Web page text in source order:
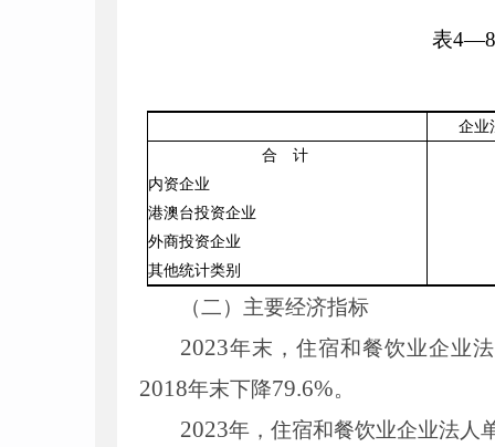
表4—8
企业
合 计
内资企业
港澳台投资企业
外商投资企业
其他统计类别
（二）主要经济指标
2023年末，住宿和餐饮业企业
2018年末下降79.6%。
2023年，住宿和餐饮业企业法人